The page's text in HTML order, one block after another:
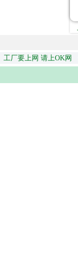
工厂要上网 请上OK网